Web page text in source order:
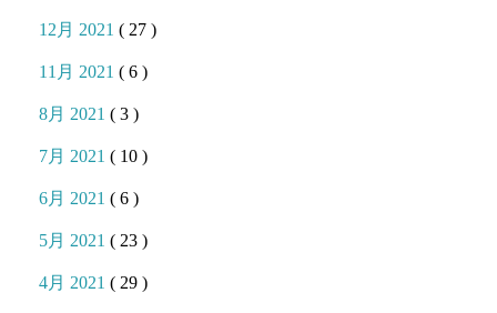
12月 2021( 27 )
11月 2021( 6 )
8月 2021( 3 )
7月 2021( 10 )
6月 2021( 6 )
5月 2021( 23 )
4月 2021( 29 )